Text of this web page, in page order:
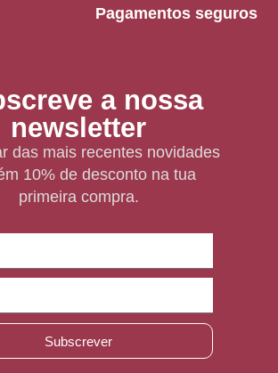
Pagamentos seguros
a nossa
newsletter
das mais recentes novidades
10% de desconto na tua
primeira compra.
Subscrever